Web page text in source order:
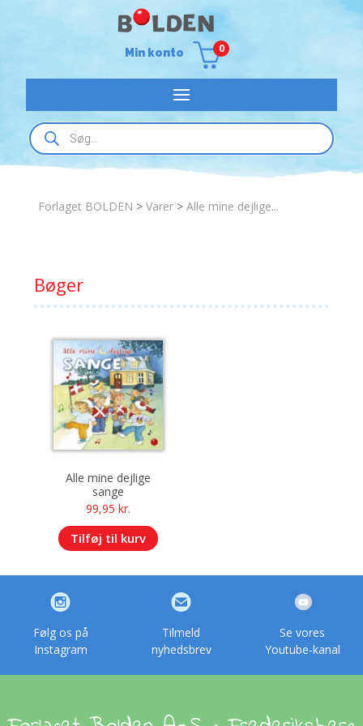
Min konto 0
Products
search
Forlaget BOLDEN >Varer >Alle mine dejlige...
Bøger
Alle mine dejlige
sange
99,95 kr.
Tilføj til kurv
Følg os på
Instagram
Tilmeld
nyhedsbrev
Se vores
Youtube-kanal